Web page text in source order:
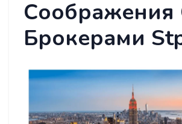
Соображения
Брокерами